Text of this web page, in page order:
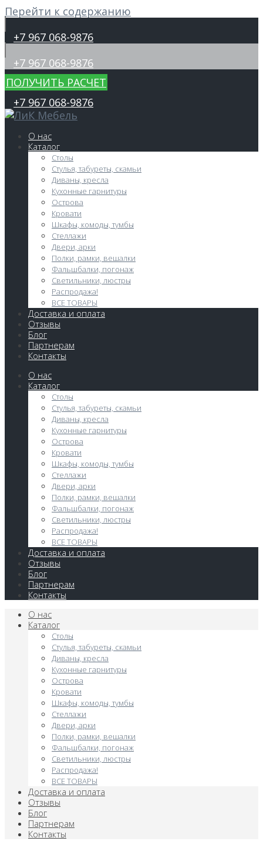
Перейти к содержанию
+7 967 068-9876
+7 967 068-9876
ПОЛУЧИТЬ РАСЧЕТ
+7 967 068-9876
О нас
Каталог
Столы
Стулья, табуреты, скамьи
Диваны, кресла
Кухонные гарнитуры
Острова
Кровати
Шкафы, комоды, тумбы
Стеллажи
Двери, арки
Полки, рамки, вешалки
Фальшбалки, погонаж
Светильники, люстры
Распродажа!
ВСЕ ТОВАРЫ
Доставка и оплата
Отзывы
Блог
Партнерам
Контакты
О нас
Каталог
Столы
Стулья, табуреты, скамьи
Диваны, кресла
Кухонные гарнитуры
Острова
Кровати
Шкафы, комоды, тумбы
Стеллажи
Двери, арки
Полки, рамки, вешалки
Фальшбалки, погонаж
Светильники, люстры
Распродажа!
ВСЕ ТОВАРЫ
Доставка и оплата
Отзывы
Блог
Партнерам
Контакты
О нас
Каталог
Столы
Стулья, табуреты, скамьи
Диваны, кресла
Кухонные гарнитуры
Острова
Кровати
Шкафы, комоды, тумбы
Стеллажи
Двери, арки
Полки, рамки, вешалки
Фальшбалки, погонаж
Светильники, люстры
Распродажа!
ВСЕ ТОВАРЫ
Доставка и оплата
Отзывы
Блог
Партнерам
Контакты